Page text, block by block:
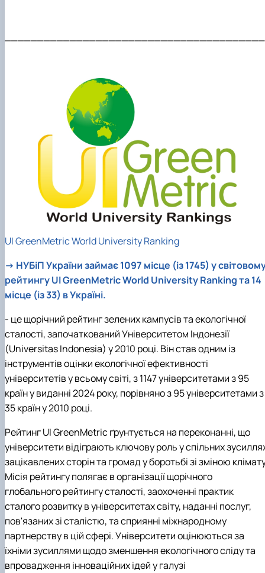
UI GreenMetric World University Ranking
→ НУБіП України займає 1097 місце (із 1745) у
рейтингу UI GreenMetric World University Ranking та 14
місце (із 33) в Україні.
- це щорічний рейтинг зелених кампусів та екологічної
сталості, започаткований Університетом Індонезії
(Universitas Indonesia) у 2010 році. Він став одним із
інструментів оцінки екологічної ефективності
університетів у всьому світі, з 1147 університетами з 95
країн у виданні 2024 року, порівняно з 95 університетами з
35 країн у 2010 році.
Рейтинг UI GreenMetric ґрунтується на переконанні, що
університети відіграють ключову роль у спільних
зацікавлених сторін та громад у боротьбі зі зміною
Місія рейтингу полягає в організації щорічного
глобального рейтингу сталості, заохоченні практик
сталого розвитку в університетах світу, наданні послуг,
пов'язаних зі сталістю, та сприянні міжнародному
партнерству в цій сфері. Університети оцінюються за
їхніми зусиллями щодо зменшення екологічного сліду та
впровадження інноваційних ідей у галузі